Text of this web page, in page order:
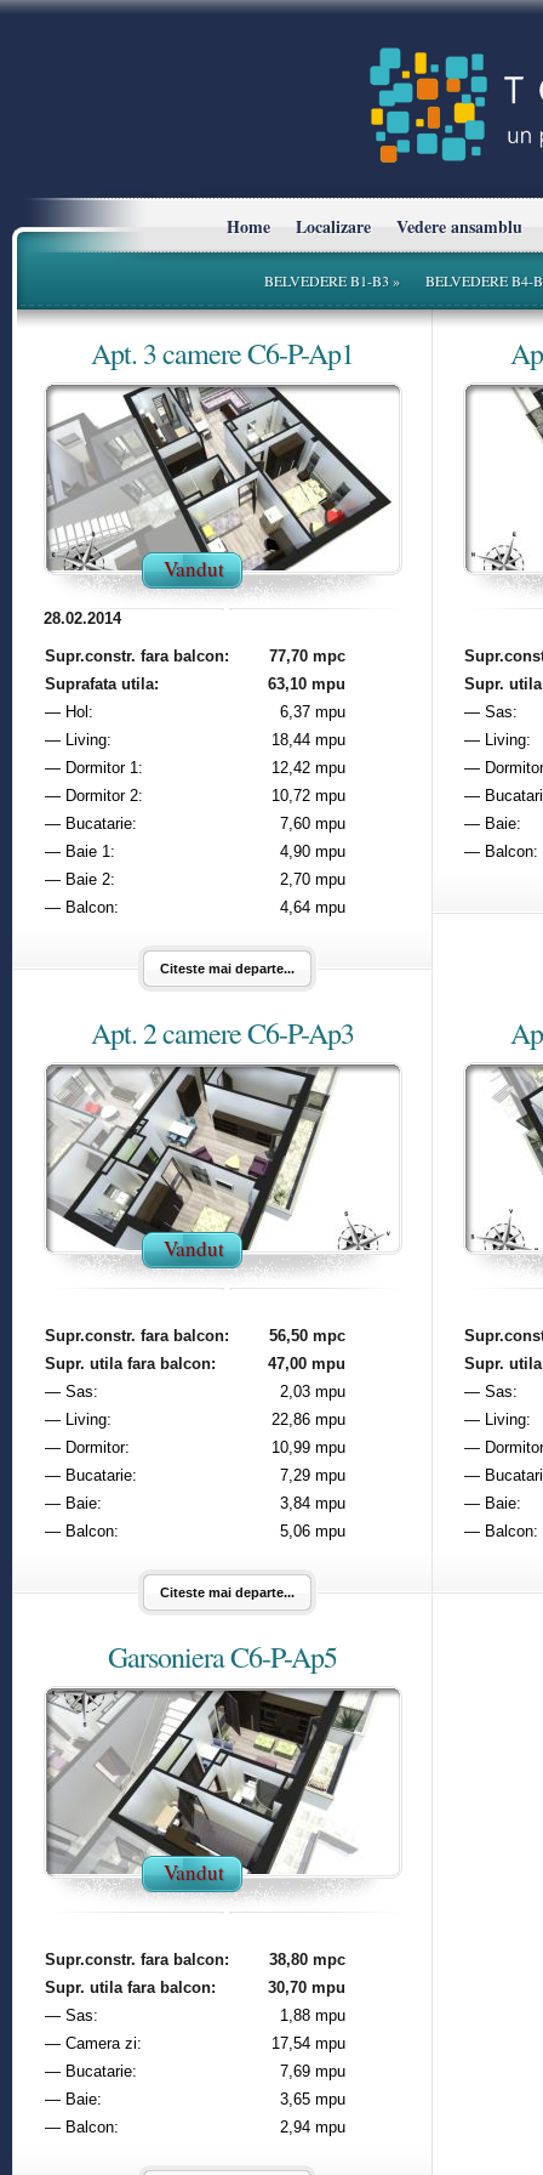
Home Localizare Vedere ansamblu
BELVEDERE B1-B3» BELVEDERE B4-
Apt. 3 camere C6-P-Ap1
Vandut
28.02.2014
Supr.constr. fara balcon:
77,70 mpc
Suprafata utila:
63,10 mpu
— Hol:
6,37 mpu
— Living:
18,44 mpu
— Dormitor 1:
12,42 mpu
— Dormitor 2:
10,72 mpu
— Bucatarie:
7,60 mpu
— Baie 1:
4,90 mpu
— Baie 2:
2,70 mpu
— Balcon:
4,64 mpu
Citeste mai departe...
Supr.
— Sas:
— Living:
—
—
— Baie:
— Balcon:
Apt. 2 camere C6-P-Ap3
Vandut
Supr.constr. fara balcon:
56,50 mpc
Supr. utila fara balcon:
47,00 mpu
— Sas:
2,03 mpu
— Living:
22,86 mpu
— Dormitor:
10,99 mpu
— Bucatarie:
7,29 mpu
— Baie:
3,84 mpu
— Balcon:
5,06 mpu
Citeste mai departe...
Supr.
— Sas:
— Living:
—
—
— Baie:
— Balcon:
Garsoniera C6-P-Ap5
Vandut
Supr.constr. fara balcon:
38,80 mpc
Supr. utila fara balcon:
30,70 mpu
— Sas:
1,88 mpu
— Camera zi:
17,54 mpu
— Bucatarie:
7,69 mpu
— Baie:
3,65 mpu
— Balcon:
2,94 mpu